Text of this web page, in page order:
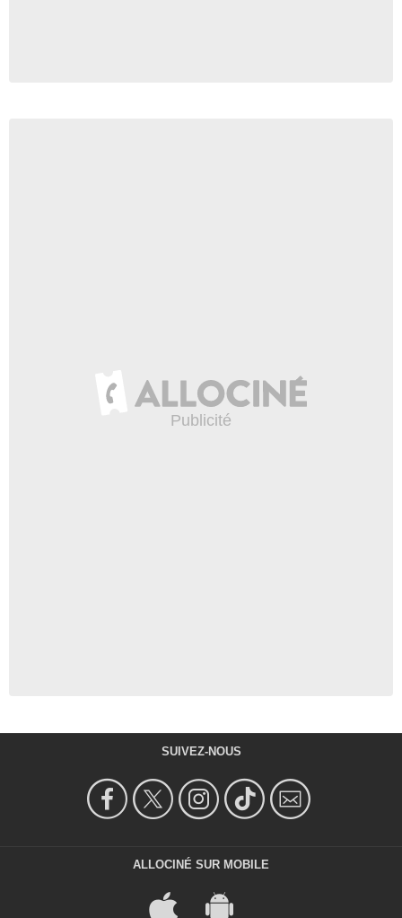
SUIVEZ-NOUS
ALLOCINÉ SUR MOBILE